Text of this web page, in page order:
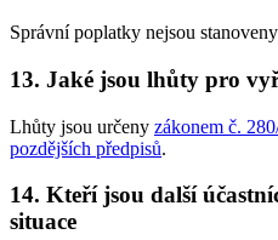
Správní poplatky nejsou
13. Jaké jsou lhůty pro
Lhůty jsou určeny zákonem č.
pozdějších předpisů.
14. Kteří jsou další
situace